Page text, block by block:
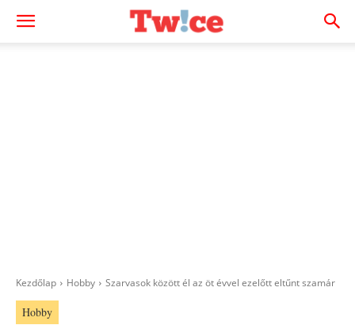
Kezdőlap Hobby Szarvasok között él az öt évvel ezelőtt eltűnt szamár
Hobby